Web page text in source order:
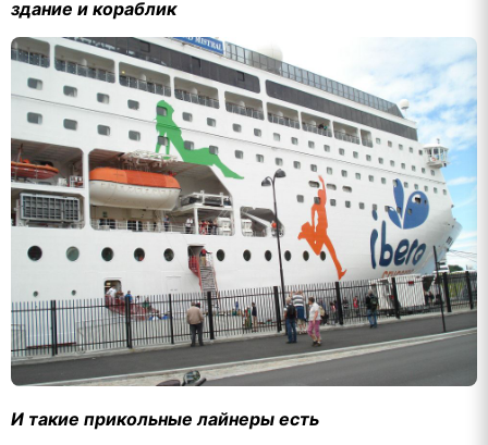
здание и кораблик
И такие прикольные лайнеры есть